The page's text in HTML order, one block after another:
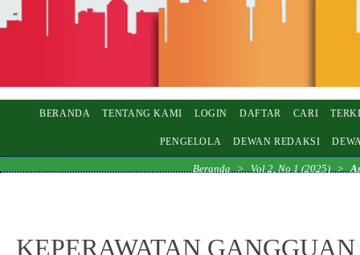
BERANDA TENTANG KAMI LOGIN DAFTAR CARI
PENGELOLA DEWAN REDAKSI
Beranda > Vol 2, No 1 (2025) >
KEPERAWATAN